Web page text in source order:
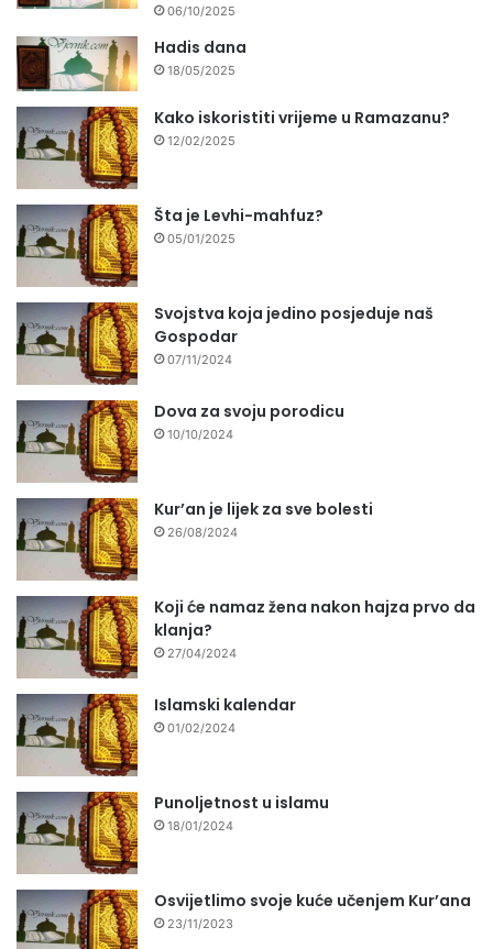
06/10/2025
Hadis dana
18/05/2025
Kako iskoristiti vrijeme u Ramazanu?
12/02/2025
Šta je Levhi-mahfuz?
05/01/2025
Svojstva koja jedino posjeduje naš
Gospodar
07/11/2024
Dova za svoju porodicu
10/10/2024
Kur’an je lijek za sve bolesti
26/08/2024
Koji će namaz žena nakon hajza prvo da
klanja?
27/04/2024
Islamski kalendar
01/02/2024
Punoljetnost u islamu
18/01/2024
Osvijetlimo svoje kuće učenjem Kur’ana
23/11/2023